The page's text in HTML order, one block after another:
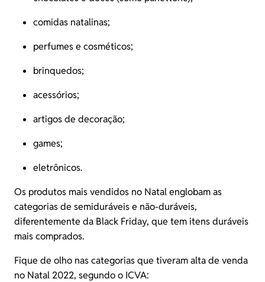
comidas natalinas;
perfumes e cosméticos;
brinquedos;
acessórios;
artigos de decoração;
games;
eletrônicos.
Os produtos mais vendidos no Natal englobam as
categorias de semiduráveis e não-duráveis,
diferentemente da Black Friday, que tem itens duráveis
mais comprados.
Fique de olho nas categorias que tiveram alta de venda
no Natal 2022, segundo o ICVA: